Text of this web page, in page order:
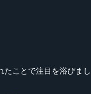
たことで注目を浴びま